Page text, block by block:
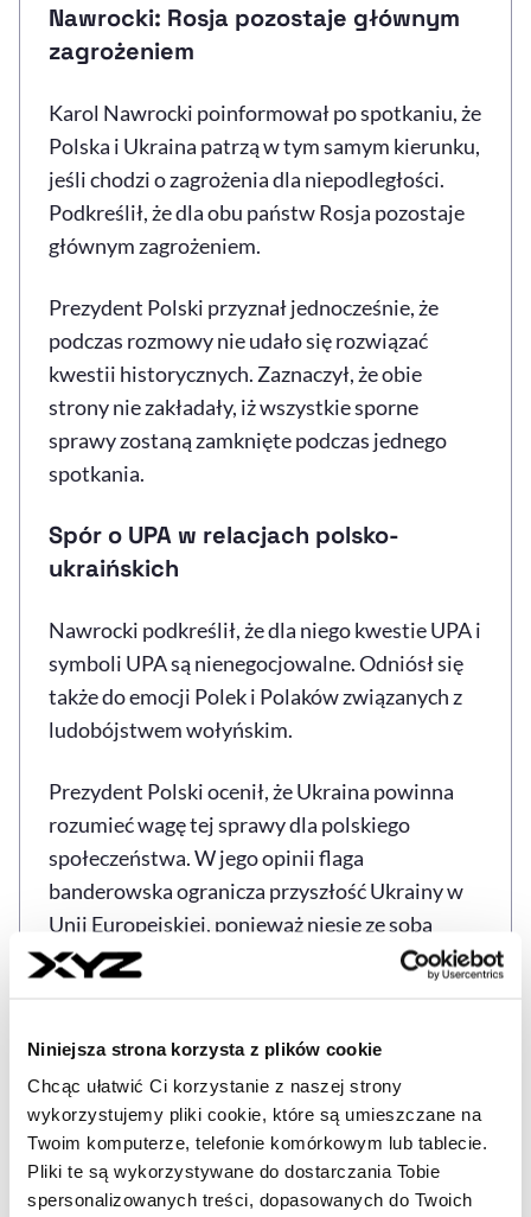
Niniejsza strona korzysta z plików cookie
Chcąc ułatwić Ci korzystanie z naszej strony
wykorzystujemy pliki cookie, które są umieszczane na
Twoim komputerze, telefonie komórkowym lub tablecie.
Pliki te są wykorzystywane do dostarczania Tobie
spersonalizowanych treści, dopasowanych do Twoich
Nawrocki: Rosja pozostaje głównym
zagrożeniem
Karol Nawrocki poinformował po spotkaniu, że
Polska i Ukraina patrzą w tym samym kierunku,
jeśli chodzi o zagrożenia dla niepodległości.
Podkreślił, że dla obu państw Rosja pozostaje
głównym zagrożeniem.
Prezydent Polski przyznał jednocześnie, że
podczas rozmowy nie udało się rozwiązać
kwestii historycznych. Zaznaczył, że obie
strony nie zakładały, iż wszystkie sporne
sprawy zostaną zamknięte podczas jednego
spotkania.
Spór o UPA w relacjach polsko-
ukraińskich
Nawrocki podkreślił, że dla niego kwestie UPA i
symboli UPA są nienegocjowalne. Odniósł się
także do emocji Polek i Polaków związanych z
ludobójstwem wołyńskim.
Prezydent Polski ocenił, że Ukraina powinna
rozumieć wagę tej sprawy dla polskiego
społeczeństwa. W jego opinii flaga
banderowska ogranicza przyszłość Ukrainy w
Unii Europejskiej, ponieważ niesie ze sobą
wiele negatywnych skojarzeń.
Zełenskim poruszono zarówno wątki
historyczne, jak i polityczne. Jak relacjonował,
strony potwierdziły swoje stanowiska, ale
rozmawiały też o przyszłej współpracy.